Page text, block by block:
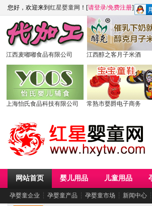
您好，欢迎来到 红星婴童网 ！[请登录/免费注册]
江西麦嘟嘟食品有限公司 江西醇之客月子米酒
上海怡氏食品科技有限公司 常熟市婴爵电子商务
网站首页 婴儿用品 儿童用品
孕婴童企业 ┆ 孕婴童产品 ┆ 孕婴童市场 ┆ 新闻中心 ┆